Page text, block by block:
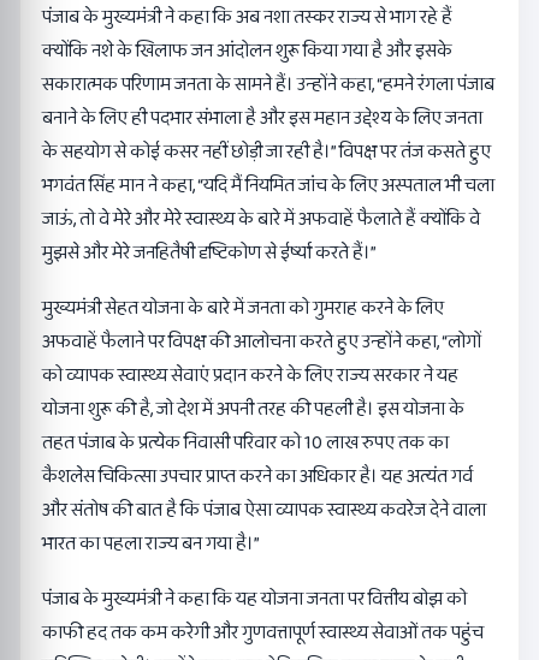
पंजाब के मुख्यमंत्री ने कहा कि अब नशा तस्कर राज्य से भाग रहे हैं
क्योंकि नशे के खिलाफ जन आंदोलन शुरू किया गया है और इसके
सकारात्मक परिणाम जनता के सामने हैं। उन्होंने कहा, “हमने रंगला पंजाब
बनाने के लिए ही पदभार संभाला है और इस महान उद्देश्य के लिए जनता
के सहयोग से कोई कसर नहीं छोड़ी जा रही है।” विपक्ष पर तंज कसते हुए
भगवंत सिंह मान ने कहा, “यदि मैं नियमित जांच के लिए अस्पताल भी चला
जाऊं, तो वे मेरे और मेरे स्वास्थ्य के बारे में अफवाहें फैलाते हैं क्योंकि वे
मुझसे और मेरे जनहितैषी दृष्टिकोण से ईर्ष्या करते हैं।”
मुख्यमंत्री सेहत योजना के बारे में जनता को गुमराह करने के लिए
अफवाहें फैलाने पर विपक्ष की आलोचना करते हुए उन्होंने कहा, “लोगों
को व्यापक स्वास्थ्य सेवाएं प्रदान करने के लिए राज्य सरकार ने यह
योजना शुरू की है, जो देश में अपनी तरह की पहली है। इस योजना के
तहत पंजाब के प्रत्येक निवासी परिवार को 10 लाख रुपए तक का
कैशलेस चिकित्सा उपचार प्राप्त करने का अधिकार है। यह अत्यंत गर्व
और संतोष की बात है कि पंजाब ऐसा व्यापक स्वास्थ्य कवरेज देने वाला
भारत का पहला राज्य बन गया है।”
पंजाब के मुख्यमंत्री ने कहा कि यह योजना जनता पर वित्तीय बोझ को
काफी हद तक कम करेगी और गुणवत्तापूर्ण स्वास्थ्य सेवाओं तक पहुंच